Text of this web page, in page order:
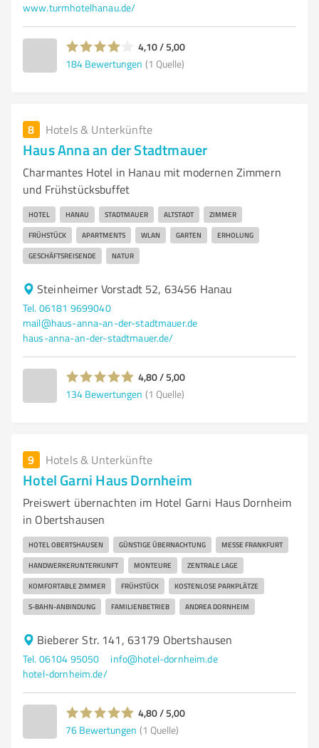
www.turmhotelhanau.de/
4,10 / 5,00
184 Bewertungen (1 Quelle)
8 Hotels & Unterkünfte
Haus Anna an der Stadtmauer
Charmantes Hotel in Hanau mit modernen Zimmern
und Frühstücksbuffet
HOTEL HANAU STADTMAUER ALTSTADT ZIMMER
FRÜHSTÜCK APARTMENTS WLAN GARTEN ERHOLUNG
GESCHÄFTSREISENDE NATUR
Steinheimer Vorstadt 52, 63456 Hanau
Tel. 06181 9699040
mail@haus-anna-an-der-stadtmauer.de
haus-anna-an-der-stadtmauer.de/
4,80 / 5,00
134 Bewertungen (1 Quelle)
9 Hotels & Unterkünfte
Hotel Garni Haus Dornheim
Preiswert übernachten im Hotel Garni Haus Dornheim
in Obertshausen
HOTEL OBERTSHAUSEN GÜNSTIGE ÜBERNACHTUNG MESSE FRANKFURT
HANDWERKERUNTERKUNFT MONTEURE ZENTRALE LAGE
KOMFORTABLE ZIMMER FRÜHSTÜCK KOSTENLOSE PARKPLÄTZE
S-BAHN-ANBINDUNG FAMILIENBETRIEB ANDREA DORNHEIM
Bieberer Str. 141, 63179 Obertshausen
Tel. 06104 95050
info@hotel-dornheim.de
hotel-dornheim.de/
4,80 / 5,00
76 Bewertungen (1 Quelle)